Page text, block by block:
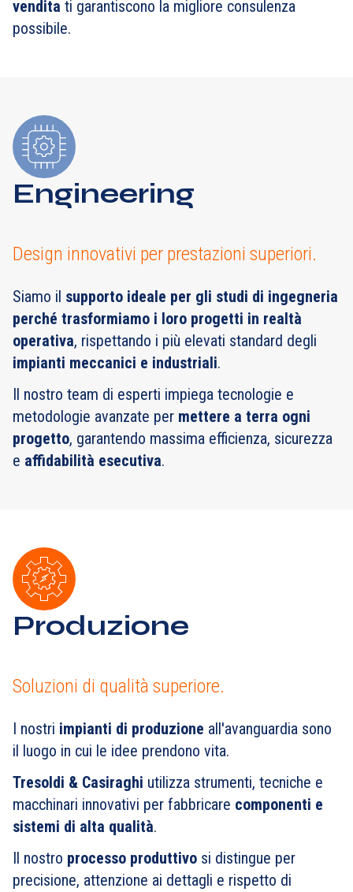
vendita ti garantiscono la migliore consulenza
possibile.
Engineering
Design innovativi per prestazioni superiori.
Siamo il supporto ideale per gli studi di ingegneria
perché trasformiamo i loro progetti in realtà
operativa, rispettando i più elevati standard degli
impianti meccanici e industriali.
Il nostro team di esperti impiega tecnologie e
metodologie avanzate per mettere a terra ogni
progetto, garantendo massima efficienza, sicurezza
e affidabilità esecutiva.
Produzione
Soluzioni di qualità superiore.
I nostri impianti di produzione all'avanguardia sono
il luogo in cui le idee prendono vita.
Tresoldi & Casiraghi utilizza strumenti, tecniche e
macchinari innovativi per fabbricare componenti e
sistemi di alta qualità.
Il nostro processo produttivo si distingue per
precisione, attenzione ai dettagli e rispetto di